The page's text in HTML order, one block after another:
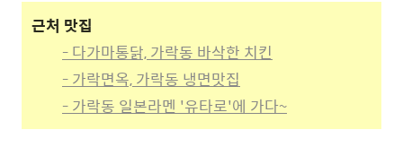
근처 맛집
- 다가마통닭, 가락동 바삭한 치킨
- 가락면옥, 가락동 냉면맛집
- 가락동 일본라멘 '유타로'에 가다~